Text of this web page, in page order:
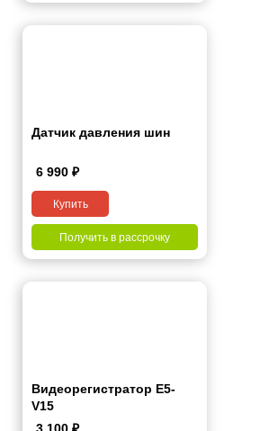
Датчик давления шин
6 990 ₽
Купить
Получить в рассрочку
Видеорегистратор E5-
V15